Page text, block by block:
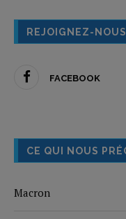
REJOIGNEZ-NOUS
FACEBOOK
CE QUI NOUS
Macron